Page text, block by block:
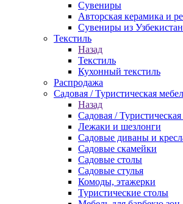
Сувениры
Авторская керамика и
Сувениры из
Текстиль
Назад
Текстиль
Кухонный текстиль
Распродажа
Садовая / Туристическая
Назад
Садовая /
Лежаки и шезлонги
Садовые диваны и
Садовые скамейки
Садовые столы
Садовые стулья
Комоды, этажерки
Туристические столы